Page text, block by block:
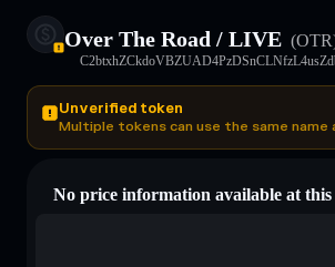
Over The Road / LIVE
Unverified token
Multiple tokens can use the same
No price information available at this